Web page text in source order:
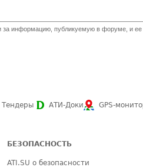
за информацию, публикуемую в форуме, и
Тендеры АТИ-Доки GPS-
БЕЗОПАСНОСТЬ
ATI.SU о безопасности